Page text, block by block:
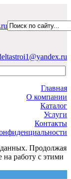
Главная
О компании
Каталог
Услуги
Контакты
данных. Продолжая
на работу с этими